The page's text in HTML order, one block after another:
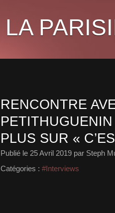
LA
RENCONTRE
PLUS SUR «
Publié le 25 Avril 2019 par Steph
Catégories : #Interviews